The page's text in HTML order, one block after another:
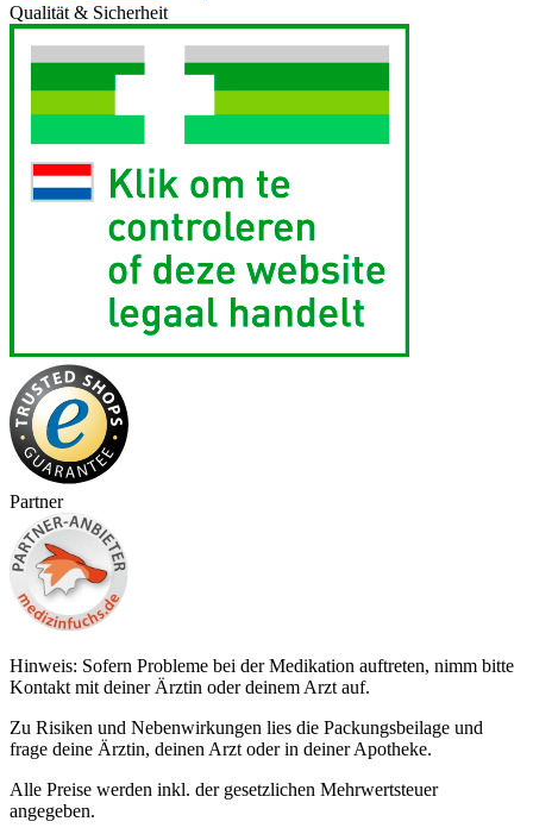
Qualität & Sicherheit
Partner
Hinweis: Sofern Probleme bei der Medikation auftreten, nimm bitte
Kontakt mit deiner Ärztin oder deinem Arzt auf.
Zu Risiken und Nebenwirkungen lies die Packungsbeilage und
frage deine Ärztin, deinen Arzt oder in deiner Apotheke.
Alle Preise werden inkl. der gesetzlichen Mehrwertsteuer
angegeben.